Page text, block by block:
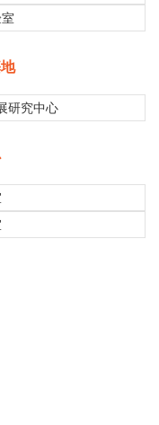
研究中心